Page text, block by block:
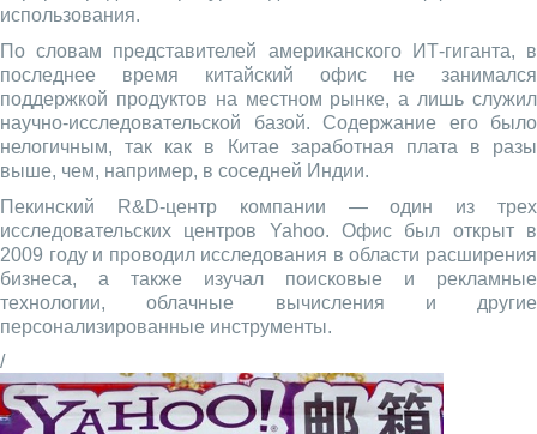
использования.
По словам представителей американского ИТ-гиганта, в
последнее время китайский офис не занимался
поддержкой продуктов на местном рынке, а лишь служил
научно-исследовательской базой. Содержание его было
нелогичным, так как в Китае заработная плата в разы
выше, чем, например, в соседней Индии.
Пекинский R&D-центр компании — один из трех
исследовательских центров Yahoo. Офис был открыт в
2009 году и проводил исследования в области расширения
бизнеса, а также изучал поисковые и рекламные
технологии, облачные вычисления и другие
персонализированные инструменты.
/